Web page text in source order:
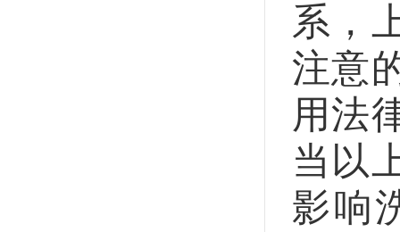
系，
注意
用法
当以
影响